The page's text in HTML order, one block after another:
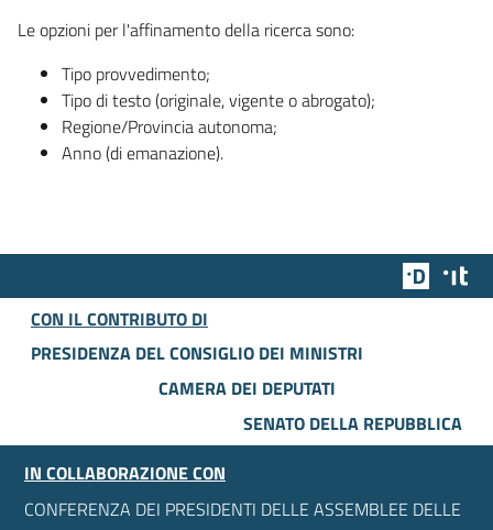
Le opzioni per l'affinamento della ricerca sono:
Tipo provvedimento;
Tipo di testo (originale, vigente o abrogato);
Regione/Provincia autonoma;
Anno (di emanazione).
Team
CON IL CONTRIBUTO DI
PRESIDENZA DEL CONSIGLIO DEI MINISTRI
CAMERA DEI DEPUTATI
SENATO DELLA REPUBBLICA
IN COLLABORAZIONE CON
CONFERENZA DEI PRESIDENTI DELLE ASSEMBLEE DELLE